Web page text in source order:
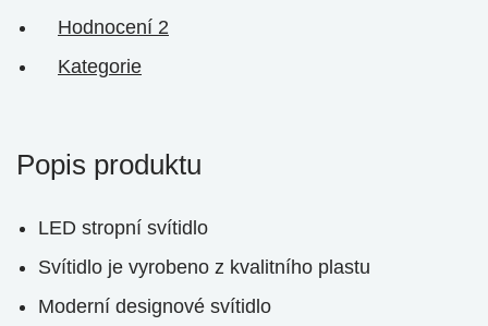
Hodnocení 2
Kategorie
Popis produktu
LED stropní svítidlo
Svítidlo je vyrobeno z kvalitního plastu
Moderní designové svítidlo